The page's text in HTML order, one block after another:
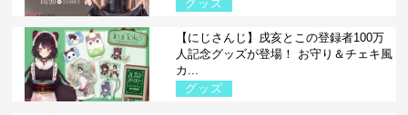
グッズ
【にじさんじ】戌亥とこの登録者100万
人記念グッズが登場！ お守り＆チェキ風
カ...
グッズ